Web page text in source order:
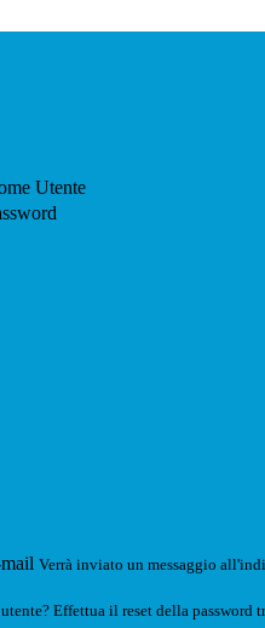
Utente
Verrà inviato un messaggio
Effettua il reset della password